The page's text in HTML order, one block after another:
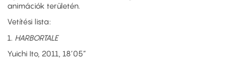
animációk területén.
Vetítési lista:
1. HARBORTALE
Yuichi Ito, 2011, 18’05”